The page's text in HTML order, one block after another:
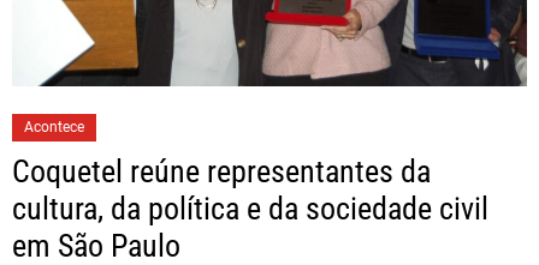
Acontece
Coquetel reúne representantes da
cultura, da política e da sociedade civil
em São Paulo